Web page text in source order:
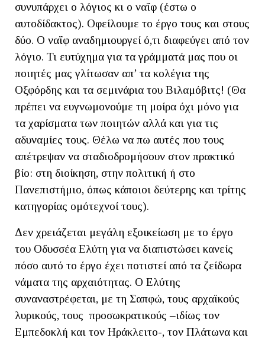
συνυπάρχει ο λόγιος κι ο ναΐφ (έστω ο
αυτοδίδακτος). Οφείλουμε το έργο τους και στους
δύο. Ο ναΐφ αναδημιουργεί ό,τι διαφεύγει από τον
λόγιο. Τι ευτύχημα για τα γράμματά μας που οι
ποιητές μας γλίτωσαν απ’ τα κολέγια της
Οξφόρδης και τα σεμινάρια του Βιλαμόβιτς! (Θα
πρέπει να ευγνωμονούμε τη μοίρα όχι μόνο για
τα χαρίσματα των ποιητών αλλά και για τις
αδυναμίες τους. Θέλω να πω αυτές που τους
απέτρεψαν να σταδιοδρομήσουν στον πρακτικό
βίο: στη διοίκηση, στην πολιτική ή στο
Πανεπιστήμιο, όπως κάποιοι δεύτερης και τρίτης
κατηγορίας ομότεχνοί τους).
Δεν χρειάζεται μεγάλη εξοικείωση με το έργο
του Οδυσσέα Ελύτη για να διαπιστώσει κανείς
πόσο αυτό το έργο έχει ποτιστεί από τα ζείδωρα
νάματα της αρχαιότητας. Ο Ελύτης
συναναστρέφεται, με τη Σαπφώ, τους αρχαϊκούς
λυρικούς, τους προσωκρατικούς –ιδίως τον
Εμπεδοκλή και τον Ηράκλειτο-, τον Πλάτωνα και